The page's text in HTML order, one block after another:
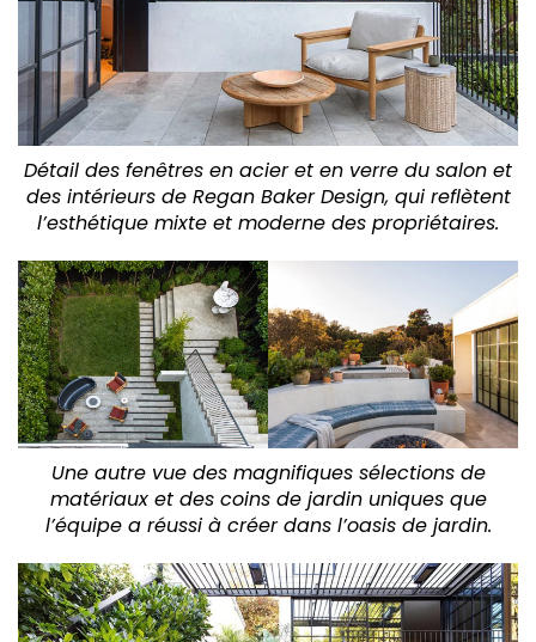
Détail des fenêtres en acier et en verre du salon et
des intérieurs de Regan Baker Design, qui reflètent
l’esthétique mixte et moderne des propriétaires.
Une autre vue des magnifiques sélections de
matériaux et des coins de jardin uniques que
l’équipe a réussi à créer dans l’oasis de jardin.